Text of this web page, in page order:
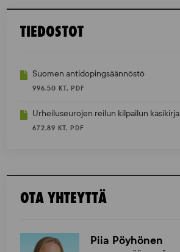
TIEDOSTOT
Suomen antidopingsäännöstö
996,50 KT, PDF
Urheiluseurojen reilun kilpailun käsikirja
672,89 KT, PDF
OTA YHTEYTTÄ
Piia Pöyhönen